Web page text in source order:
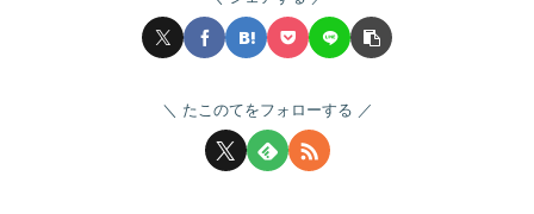
たこのてをフォローする